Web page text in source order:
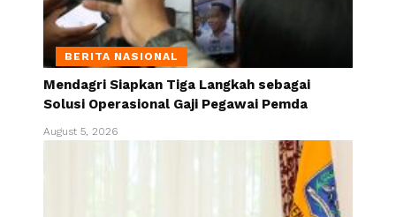
BERITA NASIONAL
Mendagri Siapkan Tiga Langkah sebagai
Solusi Operasional Gaji Pegawai Pemda
August 5, 2026